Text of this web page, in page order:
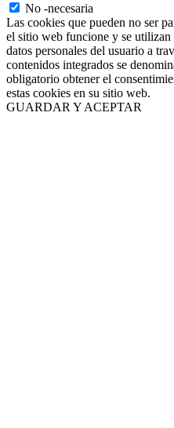
No -necesaria
Las cookies que pueden no ser
el sitio web funcione y se utilizan
datos personales del usuario a
contenidos integrados se
obligatorio obtener el
estas cookies en su sitio web.
GUARDAR Y ACEPTAR